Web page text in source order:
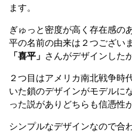
ます。
ぎゅっと密度が高く存在感の
平の名前の由来は２つござい
「喜平」 さんがデザインした
２つ目はアメリカ南北戦争時
いた鎖のデザインがモデルにな
った説がありどちらも信憑性
シンプルなデザインなので合